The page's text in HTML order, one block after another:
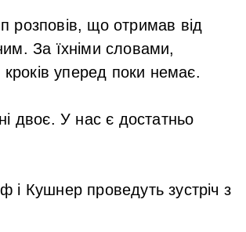
розповів, що отримав від
За їхніми словами,
кроків уперед поки немає.
двоє. У нас є достатньо
Кушнер проведуть зустріч з